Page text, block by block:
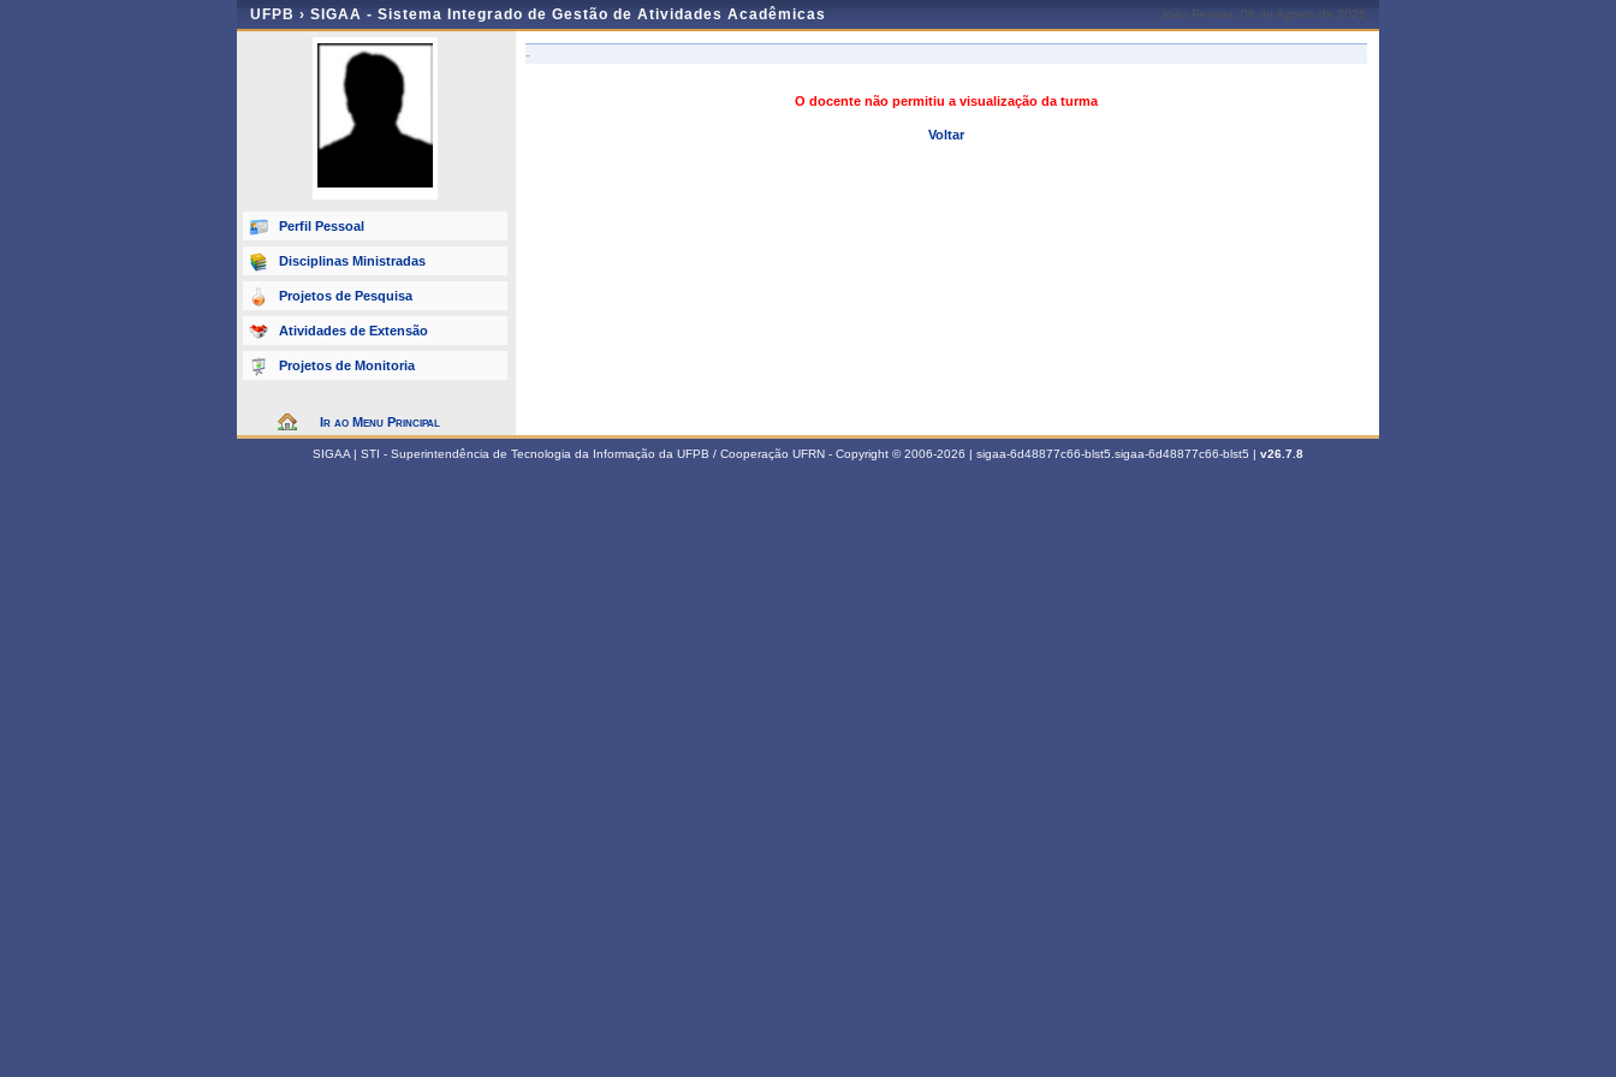
UFPB › SIGAA - Sistema Integrado de Gestão de Atividades Acadêmicas João Pessoa, 08 de Agosto de 2026
Perfil Pessoal
Disciplinas Ministradas
Projetos de Pesquisa
Atividades de Extensão
Projetos de Monitoria
Ir ao Menu Principal
-
O docente não permitiu a visualização da turma
Voltar
SIGAA | STI - Superintendência de Tecnologia da Informação da UFPB / Cooperação UFRN - Copyright © 2006-2026 | sigaa-6d48877c66-blst5.sigaa-6d48877c66-blst5 | v26.7.8